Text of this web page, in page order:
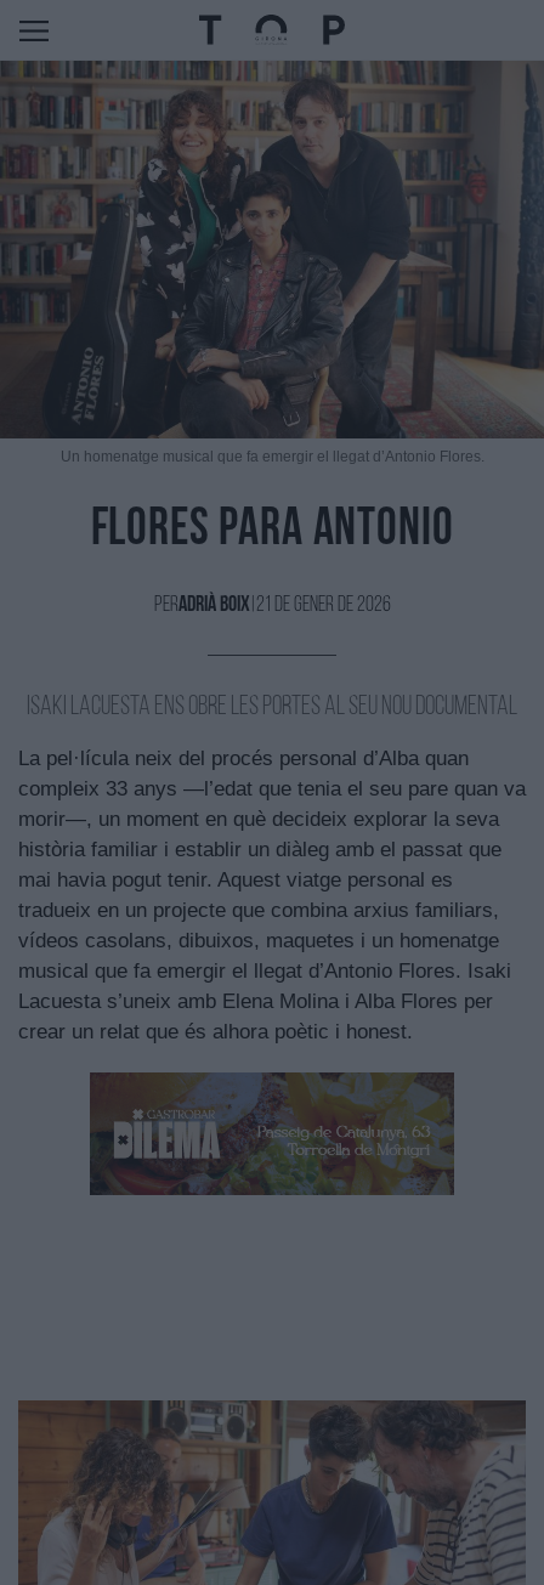
Un homenatge musical que fa emergir el llegat d’Antonio Flores.
Flores para Antonio
PerAdrià Boix 21 de Gener de 2026
Isaki Lacuesta ens obre les portes al seu nou documental
La pel·lícula neix del procés personal d’Alba quan
compleix 33 anys —l’edat que tenia el seu pare quan va
morir—, un moment en què decideix explorar la seva
història familiar i establir un diàleg amb el passat que
mai havia pogut tenir. Aquest viatge personal es
tradueix en un projecte que combina arxius familiars,
vídeos casolans, dibuixos, maquetes i un homenatge
musical que fa emergir el llegat d’Antonio Flores. Isaki
Lacuesta s’uneix amb Elena Molina i Alba Flores per
crear un relat que és alhora poètic i honest.